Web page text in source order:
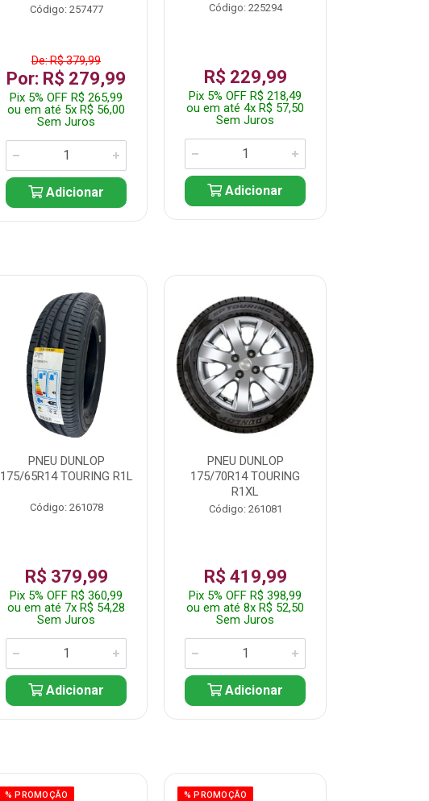
Código: 257477
De: R$ 379,99
Por: R$ 279,99
Pix 5% OFF R$ 265,99
ou em até 5x R$ 56,00
Sem Juros
Adicionar
Código: 225294
R$ 229,99
Pix 5% OFF R$ 218,49
ou em até 4x R$ 57,50
Sem Juros
Adicionar
PNEU DUNLOP
175/65R14 TOURING R1L
Código: 261078
R$ 379,99
Pix 5% OFF R$ 360,99
ou em até 7x R$ 54,28
Sem Juros
Adicionar
PNEU DUNLOP
175/70R14 TOURING
R1XL
Código: 261081
R$ 419,99
Pix 5% OFF R$ 398,99
ou em até 8x R$ 52,50
Sem Juros
Adicionar
% PROMOÇÃO % PROMOÇÃO